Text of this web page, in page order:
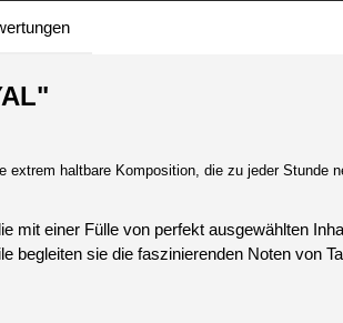
haltbare Komposition, die zu jeder
mit einer Fülle von perfekt ausgewählten
sie die faszinierenden Noten von